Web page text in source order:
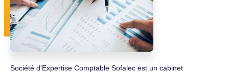
Société d'Expertise Comptable Sofalec est un cabinet